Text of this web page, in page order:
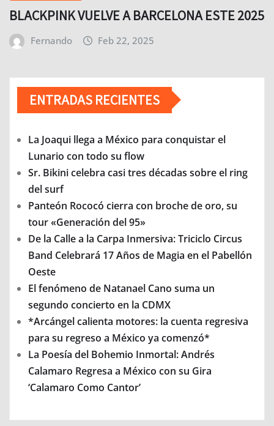
BLACKPINK VUELVE A BARCELONA ESTE 2025
Fernando Feb 22, 2025
ENTRADAS RECIENTES
La Joaqui llega a México para conquistar el
Lunario con todo su flow
Sr. Bikini celebra casi tres décadas sobre el ring
del surf
Panteón Rococó cierra con broche de oro, su
tour «Generación del 95»
De la Calle a la Carpa Inmersiva: Triciclo Circus
Band Celebrará 17 Años de Magia en el Pabellón
Oeste
El fenómeno de Natanael Cano suma un
segundo concierto en la CDMX
*Arcángel calienta motores: la cuenta regresiva
para su regreso a México ya comenzó*
La Poesía del Bohemio Inmortal: Andrés
Calamaro Regresa a México con su Gira
‘Calamaro Como Cantor’